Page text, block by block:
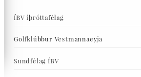
ÍBV íþróttafélag
Golfklúbbur Vestmannaeyja
Sundfélag ÍBV